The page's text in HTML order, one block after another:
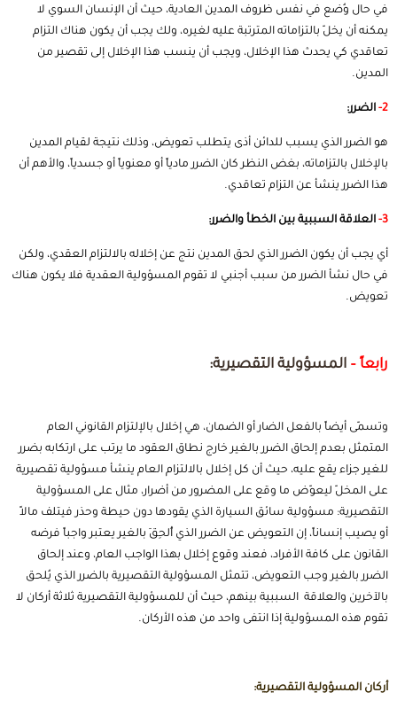
في حال وُضع في نفس ظروف المدين العادية، حيث أن الإنسان السوي لا
يمكنه أن يخلّ بالتزاماته المترتبة عليه لغيره، ولك يجب أن يكون هناك التزام
تعاقدي كي يحدث هذا الإخلال، ويجب أن ينسب هذا الإخلال إلى تقصير من
المدين.
2- الضرر:
هو الضرر الذي يسبب للدائن أذى يتطلب تعويض، وذلك نتيجة لقيام المدين
بالإخلال بالتزاماته، بغض النظر كان الضرر مادياً أو معنوياً أو جسدياً، والأهم أن
هذا الضرر ينشأ عن التزام تعاقدي.
3- العلاقة السببية بين الخطأ والضرر:
أي يجب أن يكون الضرر الذي لحق المدين نتج عن إخلاله بالالتزام العقدي، ولكن
في حال نشأ الضرر من سبب أجنبي لا تقوم المسؤولية العقدية فلا يكون هناك
تعويض.
رابعاً – المسؤولية التقصيرية:
وتسمّى أيضاً بالفعل الضار أو الضمان، هي إخلال بالإلتزام القانوني العام
المتمثل بعدم إلحاق الضرر بالغير خارج نطاق العقود ما يرتب على ارتكابه بضرر
للغير جزاء يقع عليه، حيث أن كل إخلال بالالتزام العام ينشأ مسؤولية تقصيرية
على المخلّ ليعوّض ما وقع على المضرور من أضرار، مثال على المسؤولية
التقصيرية: مسؤولية سائق السيارة الذي يقودها دون حيطة وحذر فيتلف مالاً
أو يصيب إنساناً، إن التعويض عن الضرر الذي أُلحِقَ بالغير يعتبر واجباً فرضه
القانون على كافة الأفراد، فعند وقوع إخلال بهذا الواجب العام، وعند إلحاق
الضرر بالغير وجب التعويض، تتمثل المسؤولية التقصيرية بالضرر الذي يُلحق
بالآخرين والعلاقة السببية بينهم، حيث أن للمسؤولية التقصيرية ثلاثة أركان لا
تقوم هذه المسؤولية إذا انتفى واحد من هذه الأركان.
أركان المسؤولية التقصيرية: